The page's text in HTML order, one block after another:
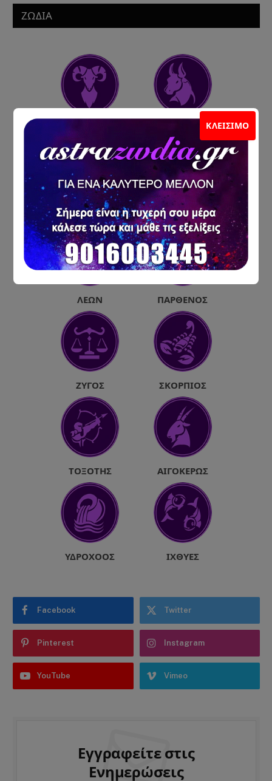
ΚΛΕΊΣΙΜΟ
ΖΩΔΙΑ
ΚΡΙΌΣ
ΔΊΔΥΜΟΙ ΚΑΡΚΊΝΟΣ
ΛΈΩΝ ΠΑΡΘΈΝΟΣ
ΖΥΓΌΣ ΣΚΟΡΠΙΌΣ
ΤΟΞΌΤΗΣ ΑΙΓΌΚΕΡΩΣ
ΥΔΡΟΧΌΟΣ ΙΧΘΎΕΣ
Facebook Twitter
Pinterest Instagram
YouTube Vimeo
Εγγραφείτε στις
Ενημερώσεις